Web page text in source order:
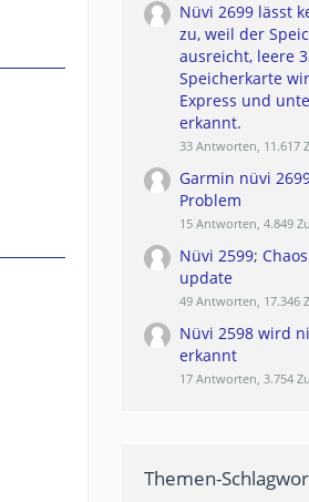
Nüvi 2699 lässt
zu, weil der
ausreicht, leere
Speicherkarte
Express und
erkannt.
33 Antworten, 11.617
Garmin nüvi
Problem
15 Antworten, 4.849
Nüvi 2599;
update
49 Antworten, 17.346
Nüvi 2598 wird
erkannt
17 Antworten, 3.754
Themen-